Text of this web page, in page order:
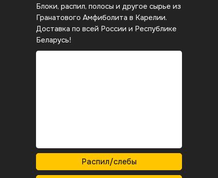
Блоки, распил, полосы и другое сырье из
Гранатового Амфиболита в Карелии.
Доставка по всей России и Республике
Беларусь!
Распил/слебы